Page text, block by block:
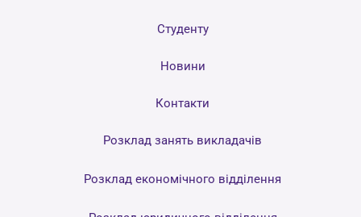
Студенту
Новини
Контакти
Розклад занять викладачів
Розклад економічного відділення